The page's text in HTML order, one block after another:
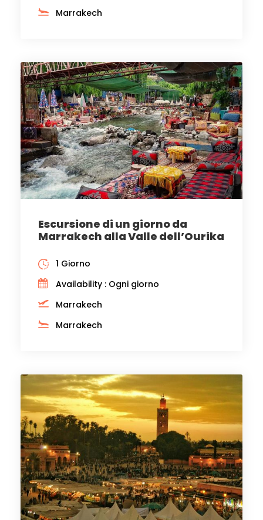
Marrakech
Escursione di un giorno da
Marrakech alla Valle dell’Ourika
1 Giorno
Availability : Ogni giorno
Marrakech
Marrakech